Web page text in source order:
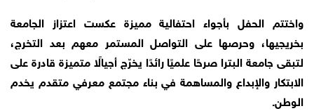
واختتم الحفل بأجواء احتفالية مميزة عكست اعتزاز الجامعة
بخريجيها، وحرصها على التواصل المستمر معهم بعد التخرج،
لتبقى جامعة البترا صرحًا علميًا رائدًا يخرّج أجيالًا متميزة قادرة على
الابتكار والإبداع والمساهمة في بناء مجتمع معرفي متقدم يخدم
الوطن.